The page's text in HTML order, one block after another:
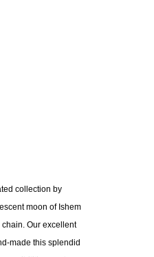
collection by
moon of Ishem
Our excellent
made this splendid